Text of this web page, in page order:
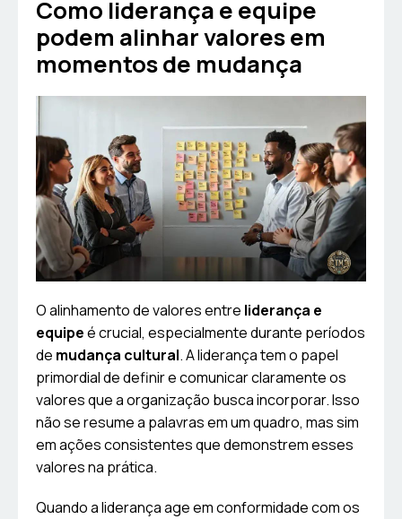
Como liderança e equipe
podem alinhar valores em
momentos de mudança
O alinhamento de valores entre liderança e
equipeé crucial, especialmente durante períodos
de mudança cultural. A liderança tem o papel
primordial de definir e comunicar claramente os
valores que a organização busca incorporar. Isso
não se resume a palavras em um quadro, mas sim
em ações consistentes que demonstrem esses
valores na prática.
Quando a liderança age em conformidade com os